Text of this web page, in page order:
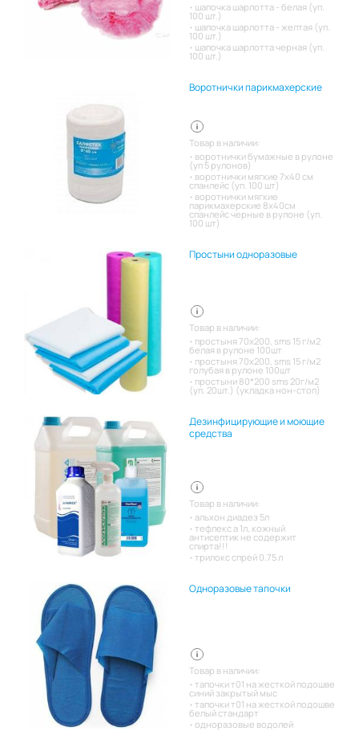
шапочка шарлотта - белая (уп.
100 шт.)
шапочка шарлотта - желтая (уп.
100 шт.)
шапочка шарлотта черная (уп.
100 шт.)
Воротнички парикмахерские
Товар в наличии:
воротнички бумажные в рулоне
(уп 5 рулонов)
воротнички мягкие 7х40 см
спанлейс (уп. 100 шт)
воротнички мягкие
парикмахерские 8х40см
спанлейс черные в рулоне (уп.
100 шт)
Простыни одноразовые
Товар в наличии:
простыня 70х200, sms 15 г/м2
белая в рулоне 100шт
простыня 70х200, sms 15 г/м2
голубая в рулоне 100шт
простыни 80*200 sms 20г/м2
(уп. 20шт.) (укладка нон-стоп)
Дезинфицирующие и моющие
средства
Товар в наличии:
альхон диадез 5л
тефлекс а 1л, кожный
антисептик не содержит
спирта!!!
трилокс спрей 0.75 л
Одноразовые тапочки
Товар в наличии:
тапочки т01 на жесткой подошве
синий закрытый мыс
тапочки т01 на жесткой подошве
белый стандарт
одноразовые водолей